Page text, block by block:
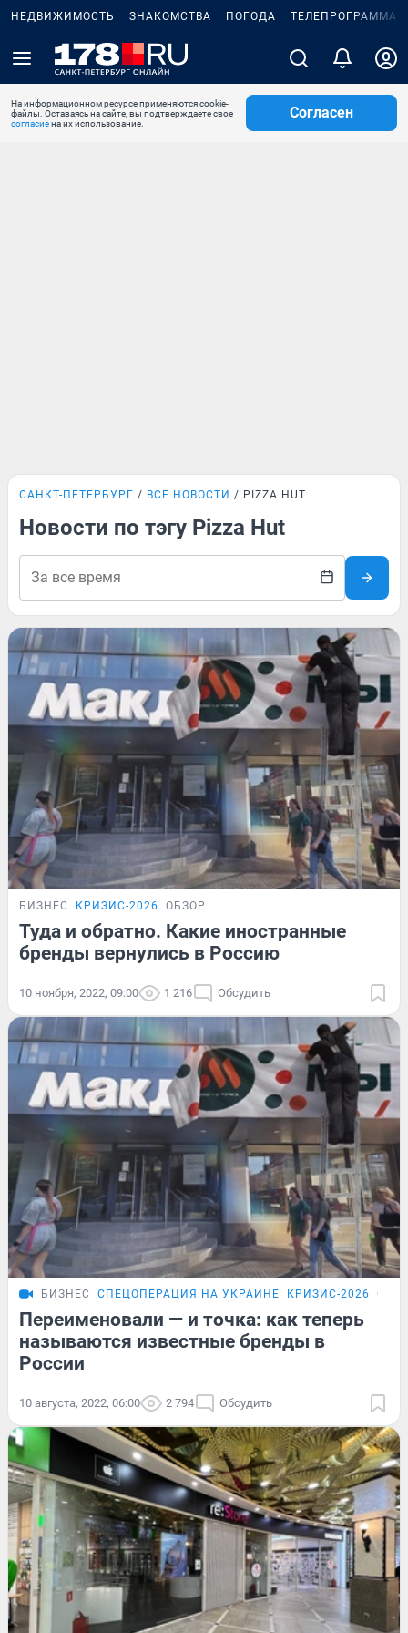
НЕДВИЖИМОСТЬ ЗНАКОМСТВА ПОГОДА ТЕЛЕПРОГРАММА
На информационном ресурсе применяются cookie-
файлы. Оставаясь на сайте, вы подтверждаете свое
согласиена их использование.
Согласен
САНКТ-ПЕТЕРБУРГ ВСЕ НОВОСТИ PIZZA HUT
Новости по тэгу Pizza Hut
БИЗНЕС КРИЗИС-2026 ОБЗОР
Туда и обратно. Какие иностранные
бренды вернулись в Россию
10 ноября, 2022, 09:00 1 216 Обсудить
БИЗНЕС СПЕЦОПЕРАЦИЯ НА УКРАИНЕ КРИЗИС-2026
Переименовали — и точка: как теперь
называются известные бренды в
России
10 августа, 2022, 06:00 2 794 Обсудить